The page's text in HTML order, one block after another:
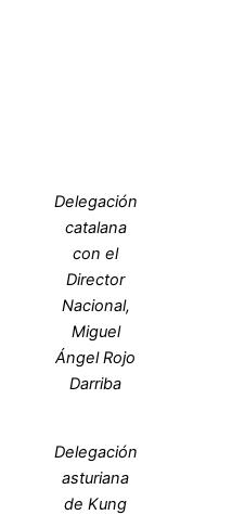
Delegación
catalana
con el
Director
Nacional,
Miguel
Ángel Rojo
Darriba
Delegación
asturiana
de Kung